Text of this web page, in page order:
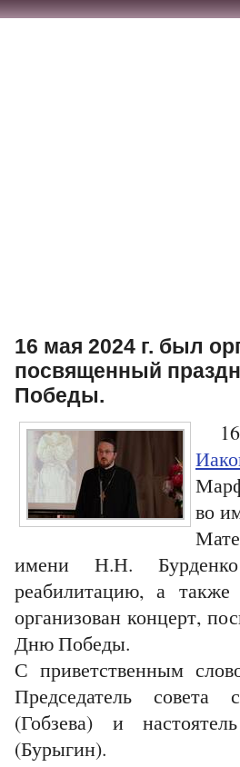
16 мая 2024 г. был
посвященный
Победы.
16
во
имени Н.Н.
реабилитацию, а
организован концерт,
Дню Победы.
С приветственным
Председатель совета
(Гобзева) и
(Бурыгин).